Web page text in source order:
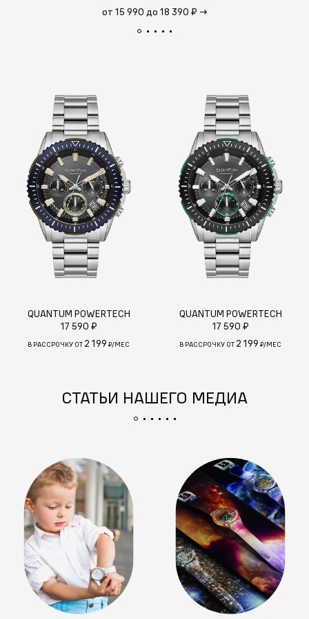
от 15 990 до 18 390 ₽ →
QUANTUM POWERTECH
17 590 ₽
В РАССРОЧКУ ОТ 2 199 ₽/МЕС
QUANTUM POWERTECH
17 590 ₽
В РАССРОЧКУ ОТ 2 199 ₽/МЕС
СТАТЬИ НАШЕГО МЕДИА